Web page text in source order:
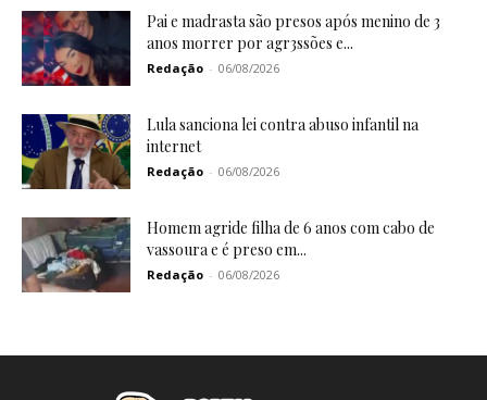
Pai e madrasta são presos após menino de 3
anos morrer por agr3ssões e...
Redação - 06/08/2026
Lula sanciona lei contra abuso infantil na
internet
Redação - 06/08/2026
Homem agride filha de 6 anos com cabo de
vassoura e é preso em...
Redação - 06/08/2026